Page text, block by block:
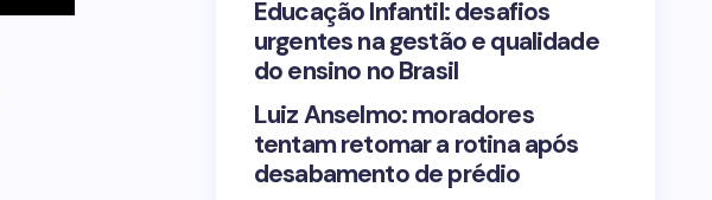
Educação Infantil: desafios
urgentes na gestão e qualidade
do ensino no Brasil
Luiz Anselmo: moradores
tentam retomar a rotina após
desabamento de prédio